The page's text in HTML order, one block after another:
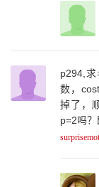
第3章 准备开发环
3.1 下载D3 55
3.1.1 通过本地引用
3.2 安装Chrome和
3.3 安装Apache
3.4 Hello World 60
3.5 绘制矢量图 61
第4章 D3基础：选
4.2.1 查看状态 64
p294,
数，
掉了，
p=2吗